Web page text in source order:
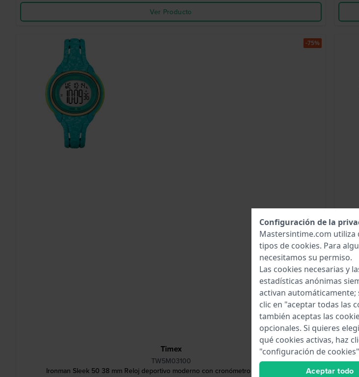
Ver Producto
Timex
TW5M03100
Ironman Sleek 50 38 mm Reloj deportivo moderno con cronómetro de 50 vueltas.
-75%
Configuración de la
Mastersintime.com utiliza
tipos de cookies. Para
necesitamos su permiso.
Las cookies necesarias y
estadísticas anónimas
activan automáticamente;
clic en "aceptar todas las
también aceptas las
opcionales. Si quieres
qué cookies activas, haz
"configuración de
Aceptar todo